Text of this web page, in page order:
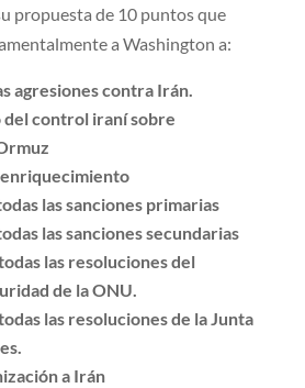
propuesta de 10 puntos que
a Washington a:
agresiones contra Irán.
control iraní sobre
las sanciones primarias
las sanciones secundarias
las resoluciones del
de la ONU.
las resoluciones de la Junta
a Irán